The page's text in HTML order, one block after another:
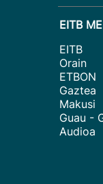
EITB
EITB
Orain
ETBON
Gaztea
Makusi
Guau -
Audioa